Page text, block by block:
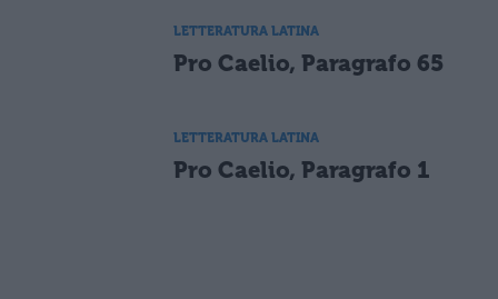
LETTERATURA LATINA
Pro Caelio, Paragrafo 65
LETTERATURA LATINA
Pro Caelio, Paragrafo 1